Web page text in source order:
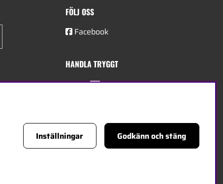
FÖLJ OSS
Facebook
HANDLA TRYGGT
Inställningar Godkänn och stäng